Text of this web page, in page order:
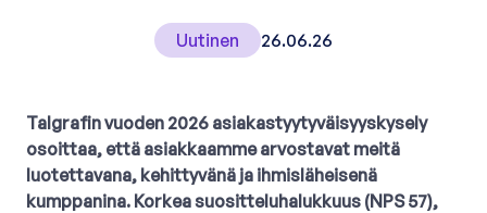
Uutinen 26.06.26
Talgrafin vuoden 2026 asiakastyytyväisyyskysely
osoittaa, että asiakkaamme arvostavat meitä
luotettavana, kehittyvänä ja ihmisläheisenä
kumppanina. Korkea suositteluhalukkuus (NPS 57),